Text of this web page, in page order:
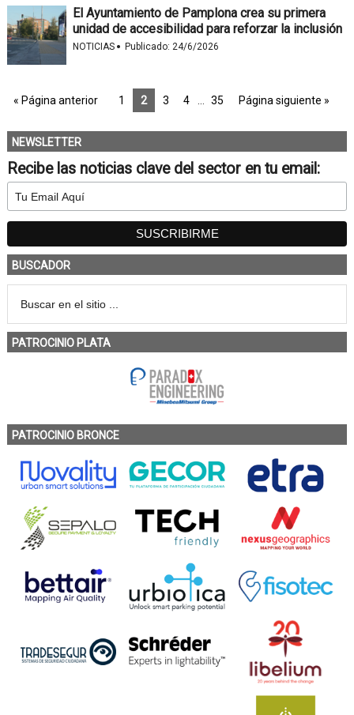
El Ayuntamiento de Pamplona crea su primera
unidad de accesibilidad para reforzar la inclusión
NOTICIAS · Publicado: 24/6/2026
« Página anterior 1 2 3 4 35 Página siguiente »
NEWSLETTER
Recibe las noticias clave del sector en tu email:
BUSCADOR
PATROCINIO PLATA
PATROCINIO BRONCE